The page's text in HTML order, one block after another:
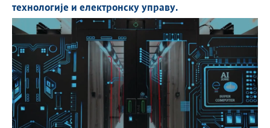
технологије и електронску управу.